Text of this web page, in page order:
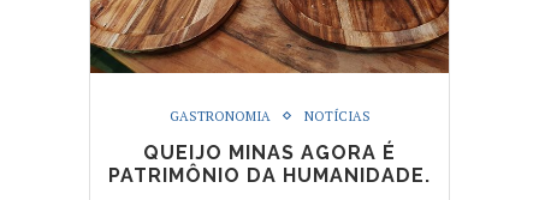
GASTRONOMIA NOTÍCIAS
QUEIJO MINAS AGORA É
PATRIMÔNIO DA HUMANIDADE.